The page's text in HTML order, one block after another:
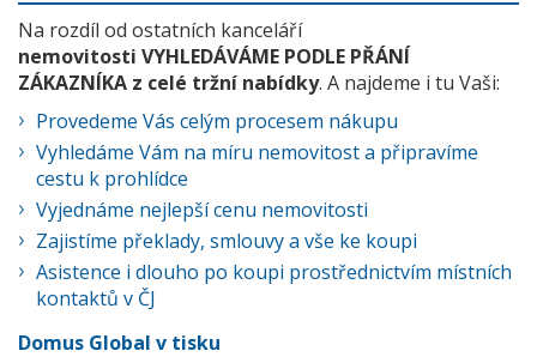
Na rozdíl od ostatních kanceláří
nemovitosti VYHLEDÁVÁME PODLE PŘÁNÍ
ZÁKAZNÍKA z celé tržní nabídky. A najdeme i tu Vaši:
Provedeme Vás celým procesem nákupu
Vyhledáme Vám na míru nemovitost a připravíme
cestu k prohlídce
Vyjednáme nejlepší cenu nemovitosti
Zajistíme překlady, smlouvy a vše ke koupi
Asistence i dlouho po koupi prostřednictvím místních
kontaktů v ČJ
Domus Global v tisku